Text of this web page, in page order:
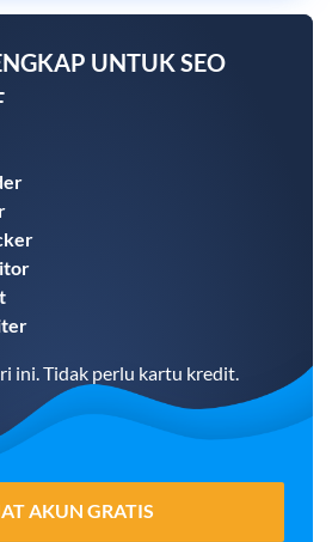
UNTUK SEO
ini. Tidak perlu kartu kredit.
AKUN GRATIS